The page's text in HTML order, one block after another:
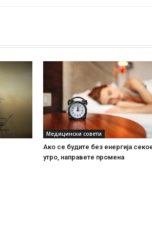
Медицински совети
Ако се будите без енергиjа
утро, направете промена